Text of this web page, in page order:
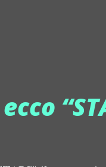
metroarea
Dixon ::